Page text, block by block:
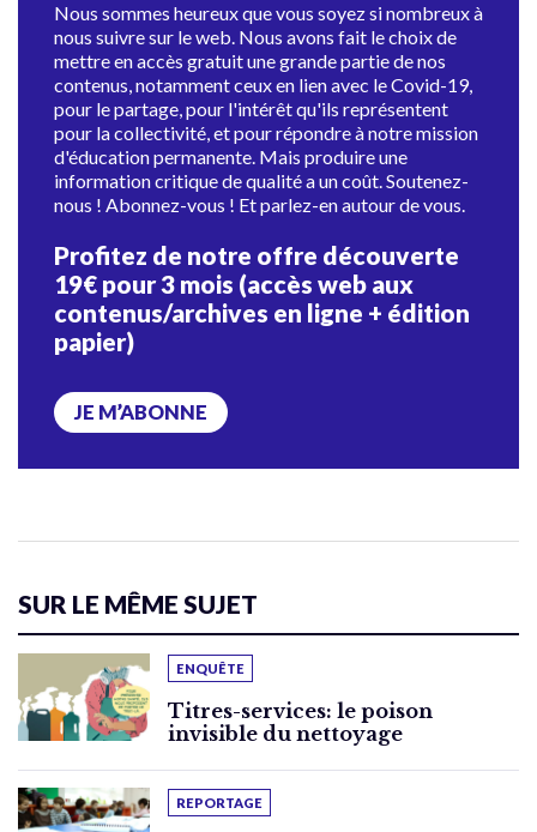
Nous sommes heureux que vous soyez si nombreux à
nous suivre sur le web. Nous avons fait le choix de
mettre en accès gratuit une grande partie de nos
contenus, notamment ceux en lien avec le Covid-19,
pour le partage, pour l'intérêt qu'ils représentent
pour la collectivité, et pour répondre à notre mission
d'éducation permanente. Mais produire une
information critique de qualité a un coût. Soutenez-
nous ! Abonnez-vous ! Et parlez-en autour de vous.
Profitez de notre offre découverte
19€ pour 3 mois (accès web aux
contenus/archives en ligne + édition
papier)
JE M’ABONNE
SUR LE MÊME SUJET
ENQUÊTE
Titres-services: le poison
invisible du nettoyage
REPORTAGE